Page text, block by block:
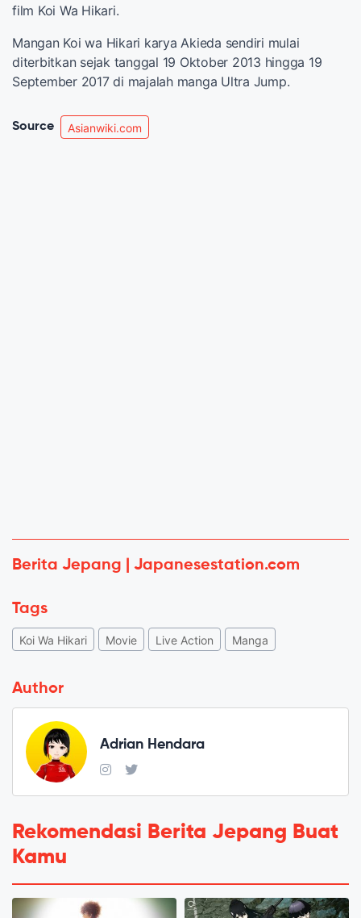
film Koi Wa Hikari.
Mangan Koi wa Hikari karya Akieda sendiri mulai
diterbitkan sejak tanggal 19 Oktober 2013 hingga 19
September 2017 di majalah manga Ultra Jump.
Source Asianwiki.com
Berita Jepang | Japanesestation.com
Tags
Koi Wa Hikari Movie Live Action Manga
Author
Adrian Hendara
Rekomendasi Berita Jepang Buat
Kamu